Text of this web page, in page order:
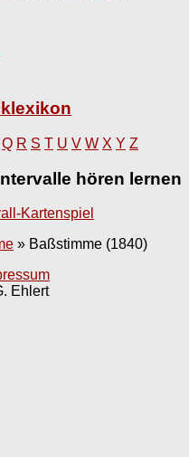
Q R S T U V W X Y Z
hören lernen
» Baßstimme (1840)
Ehlert